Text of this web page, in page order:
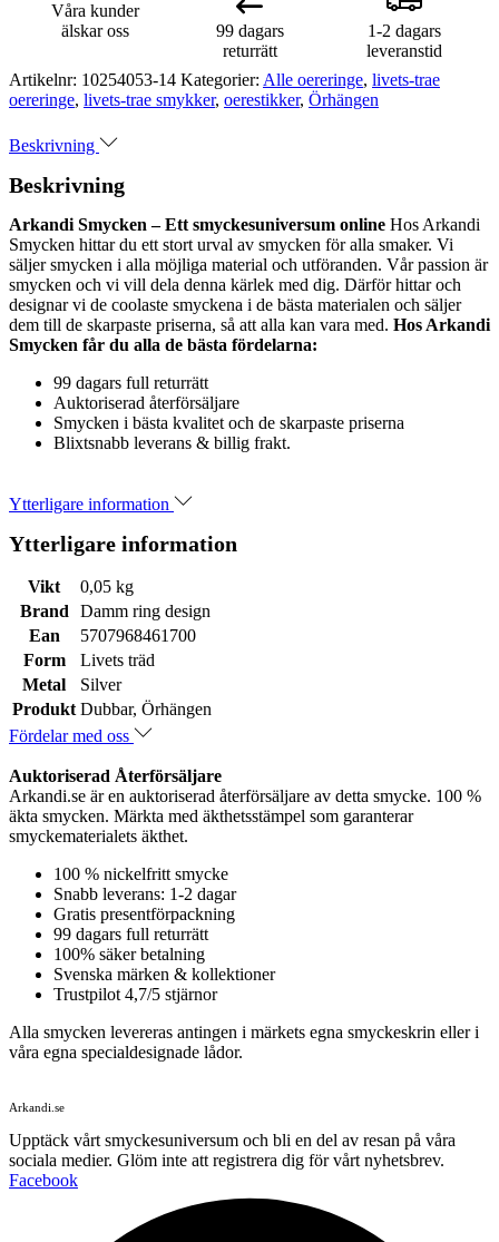
Våra kunder
älskar oss
99 dagars
returrätt
1-2 dagars
leveranstid
Artikelnr: 10254053-14 Kategorier: Alle oereringe, livets-trae
oereringe, livets-trae smykker, oerestikker, Örhängen
Beskrivning
Beskrivning
Arkandi Smycken – Ett smyckesuniversum online Hos Arkandi
Smycken hittar du ett stort urval av smycken för alla smaker. Vi
säljer smycken i alla möjliga material och utföranden. Vår passion är
smycken och vi vill dela denna kärlek med dig. Därför hittar och
designar vi de coolaste smyckena i de bästa materialen och säljer
dem till de skarpaste priserna, så att alla kan vara med. Hos Arkandi
Smycken får du alla de bästa fördelarna:
99 dagars full returrätt
Auktoriserad återförsäljare
Smycken i bästa kvalitet och de skarpaste priserna
Blixtsnabb leverans & billig frakt.
Ytterligare information
Ytterligare information
Vikt
0,05 kg
Brand
Damm ring design
Ean
5707968461700
Form
Livets träd
Metal
Silver
Produkt Dubbar, Örhängen
Fördelar med oss
Auktoriserad Återförsäljare
Arkandi.se är en auktoriserad återförsäljare av detta smycke. 100 %
äkta smycken. Märkta med äkthetsstämpel som garanterar
smyckematerialets äkthet.
100 % nickelfritt smycke
Snabb leverans: 1-2 dagar
Gratis presentförpackning
99 dagars full returrätt
100% säker betalning
Svenska märken & kollektioner
Trustpilot 4,7/5 stjärnor
Alla smycken levereras antingen i märkets egna smyckeskrin eller i
våra egna specialdesignade lådor.
Arkandi.se
Upptäck vårt smyckesuniversum och bli en del av resan på våra
sociala medier. Glöm inte att registrera dig för vårt nyhetsbrev.
Facebook